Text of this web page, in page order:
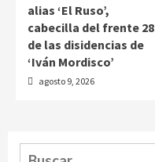
alias ‘El Ruso’,
cabecilla del frente 28
de las disidencias de
‘Iván Mordisco’
agosto 9, 2026
Buscar: